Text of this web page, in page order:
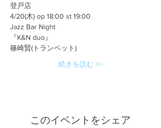
登戸店
4/20(木) op 18:00 st 19:00
Jazz Bar Night
『K&N duo』
篠崎賢(トランペット)
続きを読む >>
このイベントをシェア